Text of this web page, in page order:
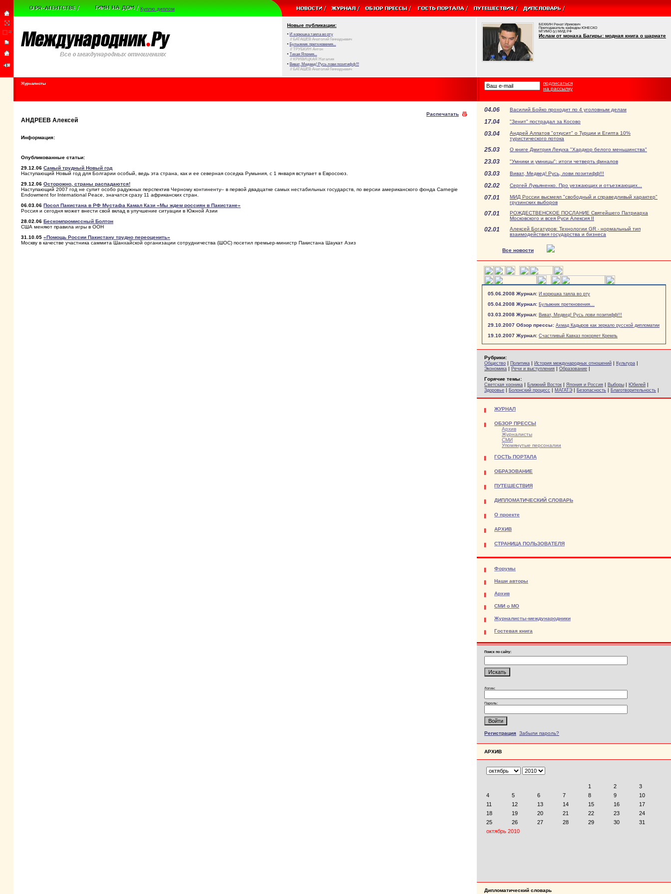
Куплю диплом
Новые публикации:
• И корюшка таяла во рту
// БАТАШЕВ Анатолий Геннадьевич
• Булыжник преткновения...
// ТРУБКИН Антон
• Тихая Япония...
// КРИВИЦКАЯ Наталия
• Виват, Медвед! Русь лови позитифф!!!
// БАТАШЕВ Анатолий Геннадьевич
БЕККИН Ренат Ирикович
Преподаватель кафедры ЮНЕСКО
МГИМО (у) МИД РФ
Ислам от монаха Багиры: модная книга о шариате
Журналисты
подписаться
на рассылку
Распечатать
АНДРЕЕВ Алексей
Информация:
Опубликованные статьи:
29.12.06 Самый трудный Новый год
Наступающий Новый год для Болгарии особый, ведь эта страна, как и ее северная соседка Румыния, с 1 января вступает в Евросоюз.
29.12.06 Осторожно, страны распадаются!
Наступающий 2007 год не сулит особо радужных перспектив Черному континенту– в первой двадцатке самых нестабильных государств, по версии американского фонда Carnegie
Endowment for International Peace, значатся сразу 11 африканских стран.
06.03.06 Посол Пакистана в РФ Мустафа Камал Кази «Мы ждем россиян в Пакистане»
Россия и сегодня может внести свой вклад в улучшение ситуации в Южной Азии
28.02.06 Бескомпромиссный Болтон
США меняют правила игры в ООН
31.10.05 «Помощь России Пакистану трудно переоценить»
Москву в качестве участника саммита Шанхайской организации сотрудничества (ШОС) посетил премьер-министр Пакистана Шаукат Азиз
04.06 Василий Бойко проходит по 4 уголовным делам
17.04 "Зенит" пострадал за Косово
03.04
Андрей Алпатов "откусит" о Турции и Египта 10%
туристического потока
25.03 О книге Дмитрия Лекуха "Хардкор белого меньшинства"
23.03 "Умники и умницы": итоги четверть финалов
03.03 Виват, Медвед! Русь, лови позитифф!!!
02.02 Сергей Лукьяненко. Про уезжающих и отъезжающих...
07.01
МИД России высмеял "свободный и справедливый характер"
грузинских выборов
07.01
РОЖДЕСТВЕНСКОЕ ПОСЛАНИЕ Святейшего Патриарха
Московского и всея Руси Алексия II
02.01
Алексей Богатуров: Технологии GR - нормальный тип
взаимодействия государства и бизнеса
Все новости
05.06.2008 Журнал: И корюшка таяла во рту
05.04.2008 Журнал: Булыжник преткновения...
03.03.2008 Журнал: Виват, Медвед! Русь лови позитифф!!!
29.10.2007 Обзор прессы: Ахмад Кадыров как зеркало русской дипломатии
19.10.2007 Журнал: Счастливый Кавказ покоряет Кремль
Рубрики:
Общество | Политика | История международных отношений | Культура |
Экономика | Речи и выступления | Образование |
Горячие темы:
Светская хроника | Ближний Восток | Япония и Россия | Выборы | Юбилей |
Здоровье | Болонский процесс | МАГАТЭ | Безопасность | Благотворительность |
ЖУРНАЛ
ОБЗОР ПРЕССЫ
Архив
Журналисты
СМИ
Упомянутые персоналии
ГОСТЬ ПОРТАЛА
ОБРАЗОВАНИЕ
ПУТЕШЕСТВИЯ
ДИПЛОМАТИЧЕСКИЙ СЛОВАРЬ
О проекте
АРХИВ
СТРАНИЦА ПОЛЬЗОВАТЕЛЯ
Форумы
Наши авторы
Архив
СМИ о МО
Журналисты-международники
Гостевая книга
Поиск по сайту:
Логин:
Пароль:
Регистрация Забыли пароль?
АРХИВ
Дипломатический словарь